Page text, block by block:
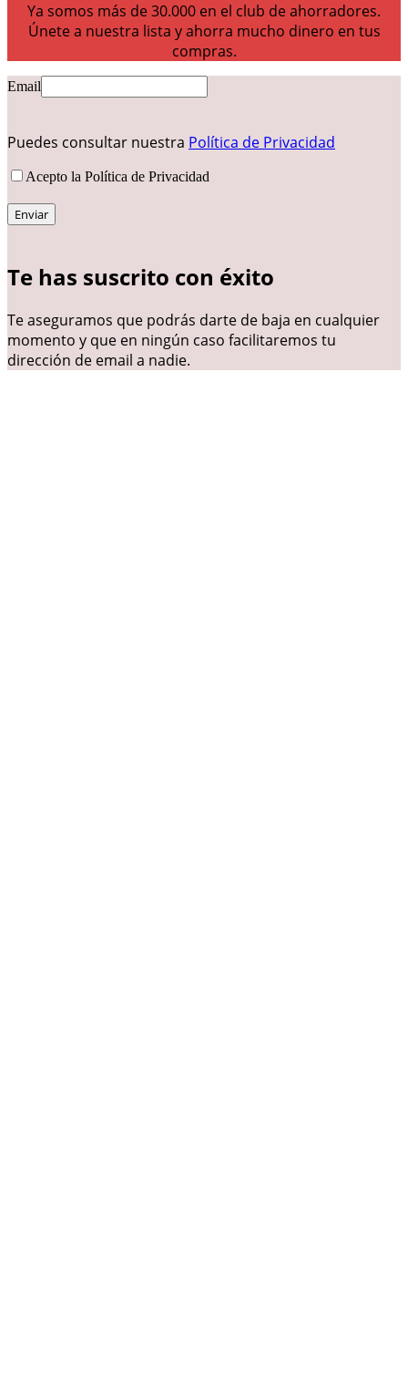
Ya somos más de 30.000 en el club de ahorradores.
Únete a nuestra lista y ahorra mucho dinero en tus
compras.
Email
Puedes consultar nuestra Política de Privacidad
Acepto la Política de Privacidad
Te has suscrito con éxito
Te aseguramos que podrás darte de baja en cualquier
momento y que en ningún caso facilitaremos tu
dirección de email a nadie.